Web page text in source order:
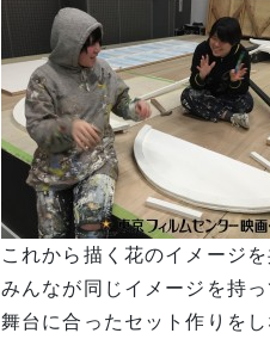
これから描く花のイメージを
みんなが同じイメージを持っ
舞台に合ったセット作りを